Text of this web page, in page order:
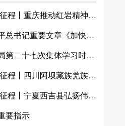
神持续焕发新的时代光芒 红岩丹心向阳开
重要文章《加快建设健康中国》
政治引领 深化创新发展 高质量推进国防和军队现代化
续红色血脉、厚植生态优势—— 红色旅游火 高原绿意浓
伟大长征精神——讲好红色故事发展乡村产业
要指示